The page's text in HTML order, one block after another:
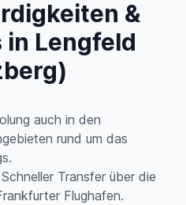
&
Lengfeld
auch in den
rund um das
Schneller Transfer über die
Flughafen.